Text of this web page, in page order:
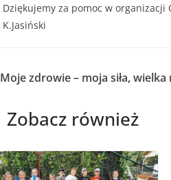
Dziękujemy za pomoc w organizacji
K.Jasiński
Moje zdrowie – moja siła, wielka
Zobacz również